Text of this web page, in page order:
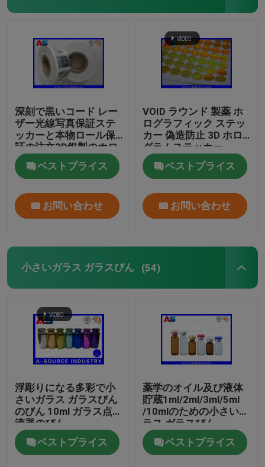
深刻で黒いコード レー
ザー光線写真保証ステ
ッカーと本物ロール保
証の注文3D銀製のホロ
グラムのステッカー
ベストプライス
お問い合わせ
VOID ラウンド 製薬 ホ
ログラフィック ステッ
カー 偽造防止 3D ホロ
グラムステッカー
ベストプライス
お問い合わせ
小さいガラス ガラスびん (54)
浮彫りになる多彩で小
さいガラス ガラスびん
のびん 10ml ガラス点
滴器のびん
ベストプライス
薬学のオイル及び液体
貯蔵1ml/2ml/3ml/5ml
/10mlのための小さいガ
ラス ガラスびん
ベストプライス